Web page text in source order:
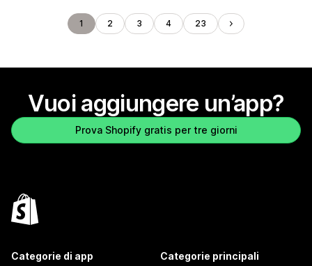
1 2 3 4 23
Vuoi aggiungere un’app?
Prova Shopify gratis per tre giorni
Categorie di app Categorie principali